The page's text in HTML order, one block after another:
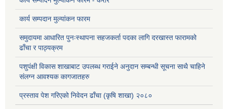
कार्य सम्पदान मुल्यांकन फारम
समुदायमा आधारित पुनःस्थापना सहजकर्ता पदका लागि दरखास्त फारामको
ढाँचा र पाठ्यक्रम
पशुपंक्षी विकास शाखाबाट उपलब्ध गराईने अनुदान सम्बन्धी सूचना साथै चाहिने
संलग्न आवश्यक कागजातहरु
प्रस्ताव पेश गरिएको निवेदन ढाँचा (कृषि शाखा) २०८०